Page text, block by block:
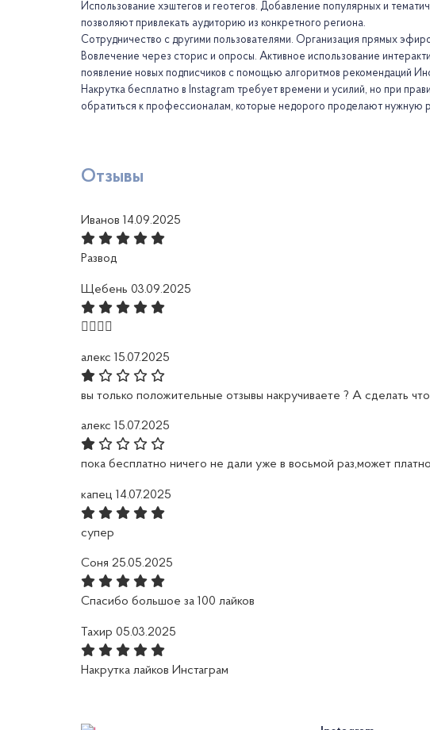
Использование хэштегов и геотегов. Добавление популярных и
позволяют привлекать аудиторию из конкретного региона.
Сотрудничество с другими пользователями. Организация прямых
Вовлечение через сторис и опросы. Активное использование
появление новых подписчиков с помощью алгоритмов рекомендаций
Накрутка бесплатно в Instagram требует времени и усилий, но при
обратиться к профессионалам, которые недорого проделают нужную
Отзывы
Иванов 14.09.2025
Развод
Щебень 03.09.2025
👍🏻👍🏻
алекс 15.07.2025
вы только положительные отзывы накручиваете ? А сделать
алекс 15.07.2025
пока бесплатно ничего не дали уже в восьмой раз,может
капец 14.07.2025
супер
Соня 25.05.2025
Спасибо большое за 100 лайков
Тахир 05.03.2025
Накрутка лайков Инстаграм